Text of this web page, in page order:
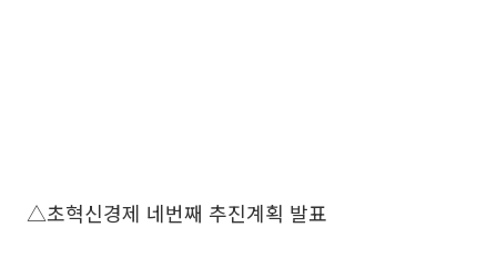
△초혁신경제 네번째 추진계획 발표